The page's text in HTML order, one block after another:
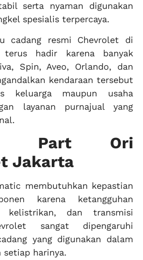
serta nyaman digunakan
spesialis terpercaya.
cadang resmi Chevrolet di
terus hadir karena banyak
Spin, Aveo, Orlando, dan
kendaraan tersebut
keluarga maupun usaha
layanan purnajual yang
Part Ori
Jakarta
membutuhkan kepastian
karena ketangguhan
kelistrikan, dan transmisi
sangat dipengaruhi
yang digunakan dalam
harinya.